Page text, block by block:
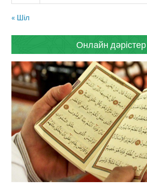
« Шіл
Онлайн дәрістер